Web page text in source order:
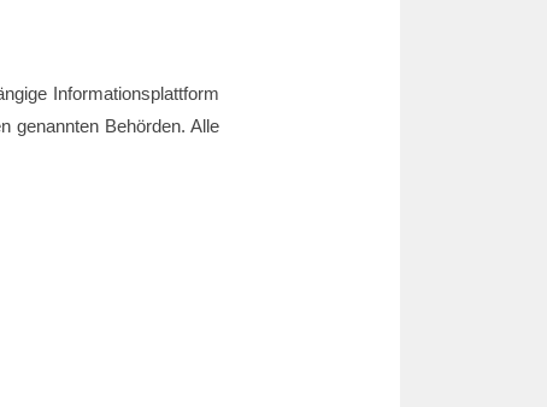
Informationsplattform
genannten Behörden. Alle